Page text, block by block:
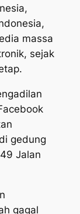
massa
sejak
gedung
Jalan
gagal